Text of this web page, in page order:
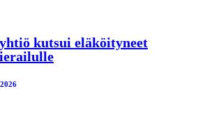
kutsui eläköityneet